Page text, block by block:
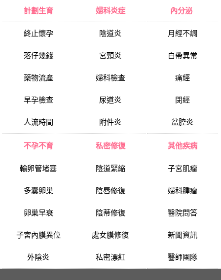
計劃生育
終止懷孕
落仔幾錢
藥物流產
早孕檢查
人流時間
婦科炎症
陰道炎
宮頸炎
婦科檢查
尿道炎
附件炎
內分泌
月經不調
白帶異常
痛經
閉經
盆腔炎
不孕不育
輸卵管堵塞
多囊卵巢
卵巢早衰
子宮內膜異位
外陰炎
私密修復
陰道緊縮
陰唇修復
陰蒂修復
處女膜修復
私密漂紅
其他疾病
子宮肌瘤
婦科腫瘤
醫院問答
新聞資訊
醫師團隊